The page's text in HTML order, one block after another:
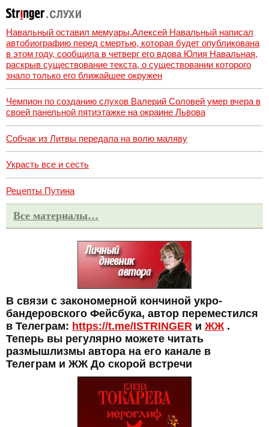
Навальный оставил мемуары.Алексей Навальный написал
автобиографию перед смертью, которая будет опубликована
в этом году, сообщила в четверг его вдова Юлия Навальная,
раскрыв существование текста, о существовании которого
знало только его ближайшее окружен
Чемпион по созданию слухов Валерий Соловей умер вчера в
своей панельной пятиэтажке на окраине Львова
Собчак из Литвы передала на волю маляву
Украсть все и сесть
Рецепты Путина
Все материалы…
В связи с закономерной кончиной укро-
бандеровского Фейсбука, автор переместился
в Телеграм: https://t.me/ISTRINGER и ЖЖ.
Теперь вы регулярно можете читать
размышлизмы автора на его канале в
Телеграм и ЖЖ До скорой встречи